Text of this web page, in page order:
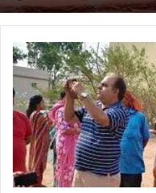
अवैध
कब्जे
सख्त
रुख,
शीतला
तालाब
में
अतिक्रमण